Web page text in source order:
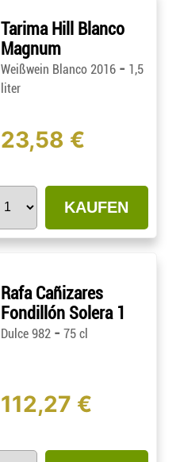
Tarima Hill Blanco
Magnum
Weißwein Blanco 2016 - 1,5
liter
23,58 €
KAUFEN
Rafa Cañizares
Fondillón Solera 1
Dulce 982 - 75 cl
112,27 €